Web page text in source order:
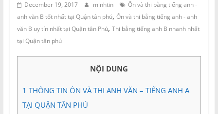
và
Tư
vấn
Miền
Nam
December 19, 2017 minhtin
Ôn và thi bằng tiếng anh -
anh văn B tốt nhất tại Quận tân phú, Ôn và thi bằng tiếng anh - anh
văn B uy tín nhất tại Quận tân Phú, Thi bằng tiếng anh B nhanh nhất
tại Quận tân phú
NỘI DUNG
1 THÔNG TIN ÔN VÀ THI ANH VĂN – TIẾNG ANH A
TẠI QUẬN TÂN PHÚ